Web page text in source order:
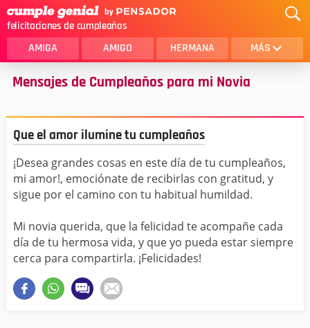
felicitaciones de cumpleaños
AMIGA AMIGO HERMANA MÁS
MAMA
AMOR
SOBRINA
HERMANO
HIJO
NOVIA
ESPOSO
PAPA
HOMBRE
TIA
CUÑADA
ALGUIEN ESPECIAL
Mensajes de Cumpleaños para mi Novia
Que el amor ilumine tu cumpleaños
¡Desea grandes cosas en este día de tu cumpleaños,
mi amor!, emociónate de recibirlas con gratitud, y
sigue por el camino con tu habitual humildad.
Mi novia querida, que la felicidad te acompañe cada
día de tu hermosa vida, y que yo pueda estar siempre
cerca para compartirla. ¡Felicidades!